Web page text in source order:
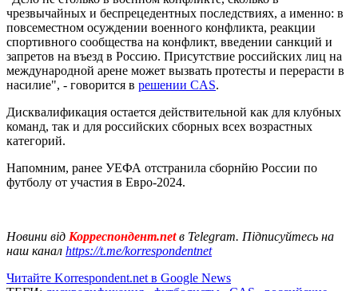
чрезвычайных и беспрецедентных последствиях, а именно: в
повсеместном осуждении военного конфликта, реакции
спортивного сообщества на конфликт, введении санкций и
запретов на въезд в Россию. Присутствие российских лиц на
международной арене может вызвать протесты и перерасти в
насилие", - говорится в решении CAS.
Дисквалификация остается действительной как для клубных
команд, так и для российских сборных всех возрастных
категорий.
Напомним, ранее УЕФА отстранила сборнйю России по
футболу от участия в Евро-2024.
Новини від Корреспондент.netв Telegram. Підписуйтесь на
наш канал https://t.me/korrespondentnet
Читайте Korrespondent.net в Google News